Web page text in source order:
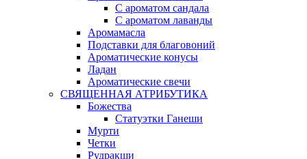
С ароматом сандала
С ароматом лаванды
Аромамасла
Подставки для благовоний
Ароматические конусы
Ладан
Ароматические свечи
СВЯЩЕННАЯ АТРИБУТИКА
Божества
Статуэтки Ганеши
Мурти
Четки
Рудракши